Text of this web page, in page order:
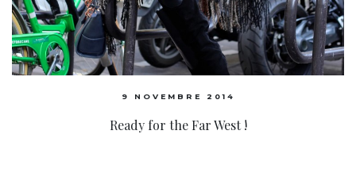
9 NOVEMBRE 2014
Ready for the Far West !